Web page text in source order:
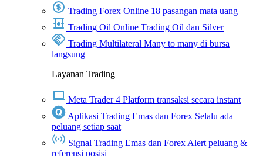
Trading Forex Online 18 pasangan mata uang
Trading Oil Online Trading Oil dan Silver
Trading Multilateral Many to many di bursa
langsung
Layanan Trading
Meta Trader 4 Platform transaksi secara instant
Aplikasi Trading Emas dan Forex Selalu ada
peluang setiap saat
Signal Trading Emas dan Forex Alert peluang &
referensi posisi